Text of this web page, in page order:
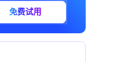
免费试用